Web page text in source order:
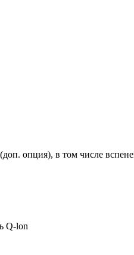
опция), в том числе
Q-lon